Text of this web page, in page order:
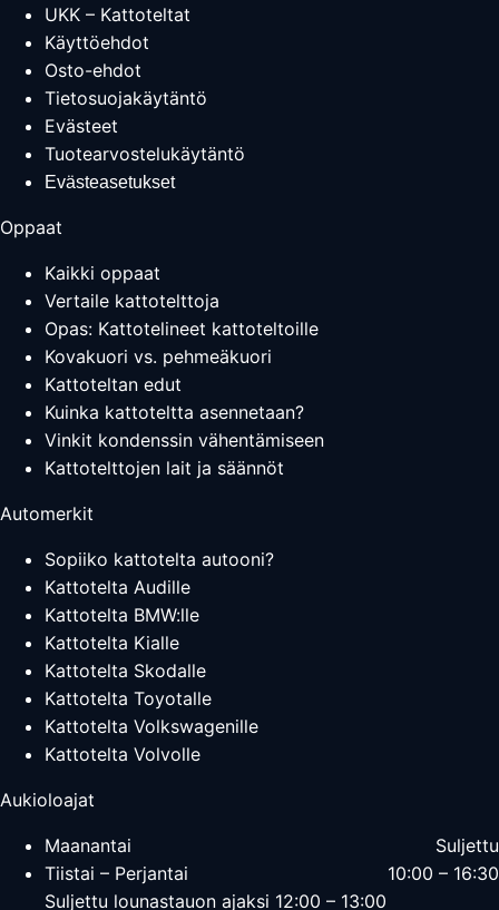
UKK – Kattoteltat
Käyttöehdot
Osto-ehdot
Tietosuojakäytäntö
Evästeet
Tuotearvostelukäytäntö
Evästeasetukset
Oppaat
Kaikki oppaat
Vertaile kattotelttoja
Opas: Kattotelineet kattoteltoille
Kovakuori vs. pehmeäkuori
Kattoteltan edut
Kuinka kattoteltta asennetaan?
Vinkit kondenssin vähentämiseen
Kattotelttojen lait ja säännöt
Automerkit
Sopiiko kattotelta autooni?
Kattotelta Audille
Kattotelta BMW:lle
Kattotelta Kialle
Kattotelta Skodalle
Kattotelta Toyotalle
Kattotelta Volkswagenille
Kattotelta Volvolle
Aukioloajat
Maanantai
Suljettu
Tiistai – Perjantai
10:00 – 16:30
Suljettu lounastauon ajaksi 12:00 – 13:00